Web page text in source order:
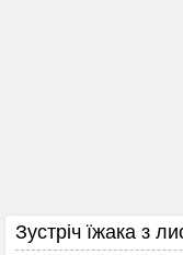
Зустріч їжака з